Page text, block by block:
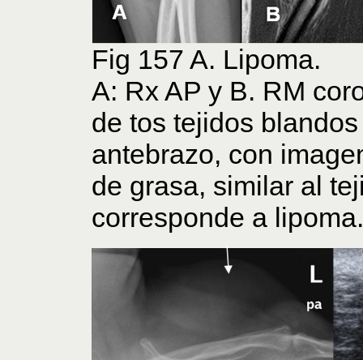
Fig 157 A. Lipoma.
A: Rx AP y B. RM
de tos tejidos
antebrazo, con
de grasa, similar al
corresponde a